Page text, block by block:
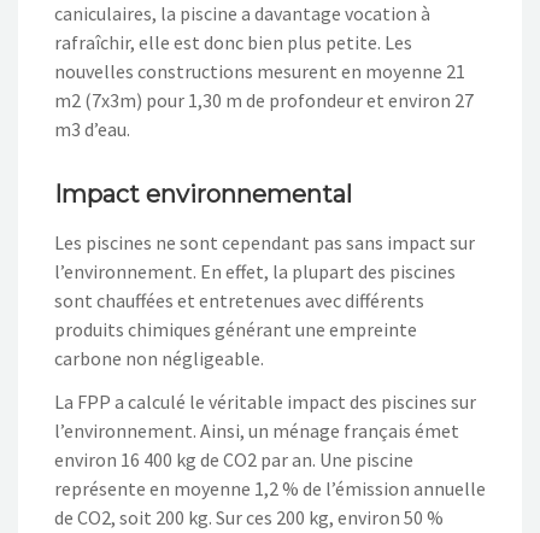
caniculaires, la piscine a davantage vocation à
rafraîchir, elle est donc bien plus petite. Les
nouvelles constructions mesurent en moyenne 21
m2 (7x3m) pour 1,30 m de profondeur et environ 27
m3 d’eau.
Impact environnemental
Les piscines ne sont cependant pas sans impact sur
l’environnement. En effet, la plupart des piscines
sont chauffées et entretenues avec différents
produits chimiques générant une empreinte
carbone non négligeable.
La FPP a calculé le véritable impact des piscines sur
l’environnement. Ainsi, un ménage français émet
environ 16 400 kg de CO2 par an. Une piscine
représente en moyenne 1,2 % de l’émission annuelle
de CO2, soit 200 kg. Sur ces 200 kg, environ 50 %